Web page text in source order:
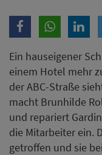
Ein hauseigener
einem Hotel mehr
der ABC-Straße
macht Brunhilde
und repariert
die Mitarbeiter ein.
getroffen und sie
Anmelden